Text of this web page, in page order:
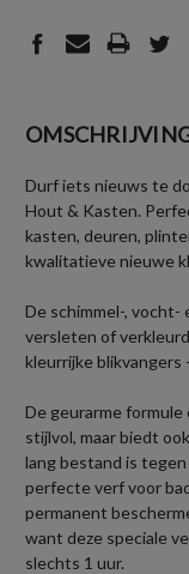
Durf iets nieuws te
Hout & Kasten.
kasten, deuren,
kwalitatieve nieuwe
De schimmel-,
versleten of
kleurrijke blikvangers
De geurarme formule
stijlvol, maar biedt
lang bestand is
perfecte verf voor
permanent
want deze speciale
slechts 1 uur.